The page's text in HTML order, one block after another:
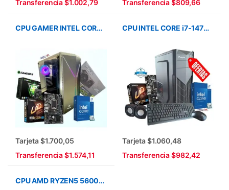
Transferencia $1.002,79
Transferencia $809,66
CPU GAMER INTEL CORE i7-14700/MBA H610M/SSD1TB/16GB DDR4/CASE GAMER/RTX 8GB 5050
Tarjeta $1.700,05
Transferencia $1.574,11
CPU INTEL CORE i7-14700/SSD 1TB/16GB RAM/CASE/TECLADO/MOUSE/PARLANTES
Tarjeta $1.060,48
Transferencia $982,42
CPU AMD RYZEN5 5600GT/SSD 500GB/16GGB/ A520M/TECLADO/MOUSE/PARLANTES